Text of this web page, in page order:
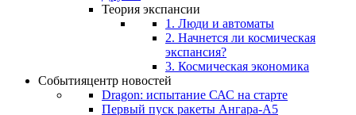
Теория экспансии
1. Люди и автоматы
2. Начнется ли космическая
экспансия?
3. Космическая экономика
Событияцентр новостей
Dragon: испытание САС на старте
Первый пуск ракеты Ангара-А5